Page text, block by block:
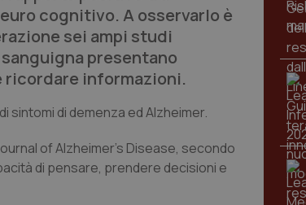
cognitivo. A osservarlo è
sei ampi studi
presentano
ricordare informazioni.
sintomi di demenza ed Alzheimer.
of Alzheimer’s Disease, secondo
di pensare, prendere decisioni e